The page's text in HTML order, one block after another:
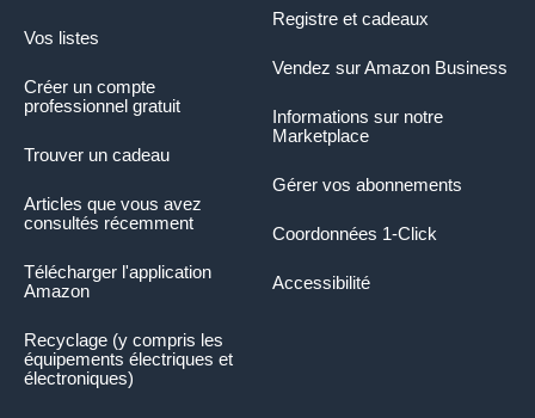
Registre et cadeaux
Vendez sur Amazon Business
Informations sur notre
Marketplace
Gérer vos abonnements
Coordonnées 1-Click
Accessibilité
Vos listes
Créer un compte
professionnel gratuit
Trouver un cadeau
Articles que vous avez
consultés récemment
Télécharger l'application
Amazon
Recyclage (y compris les
équipements électriques et
électroniques)